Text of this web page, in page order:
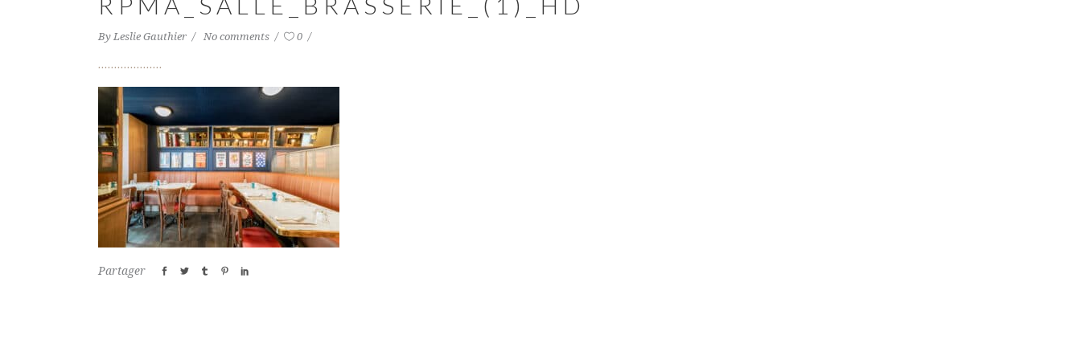
By Leslie Gauthier No comments 0
Partager